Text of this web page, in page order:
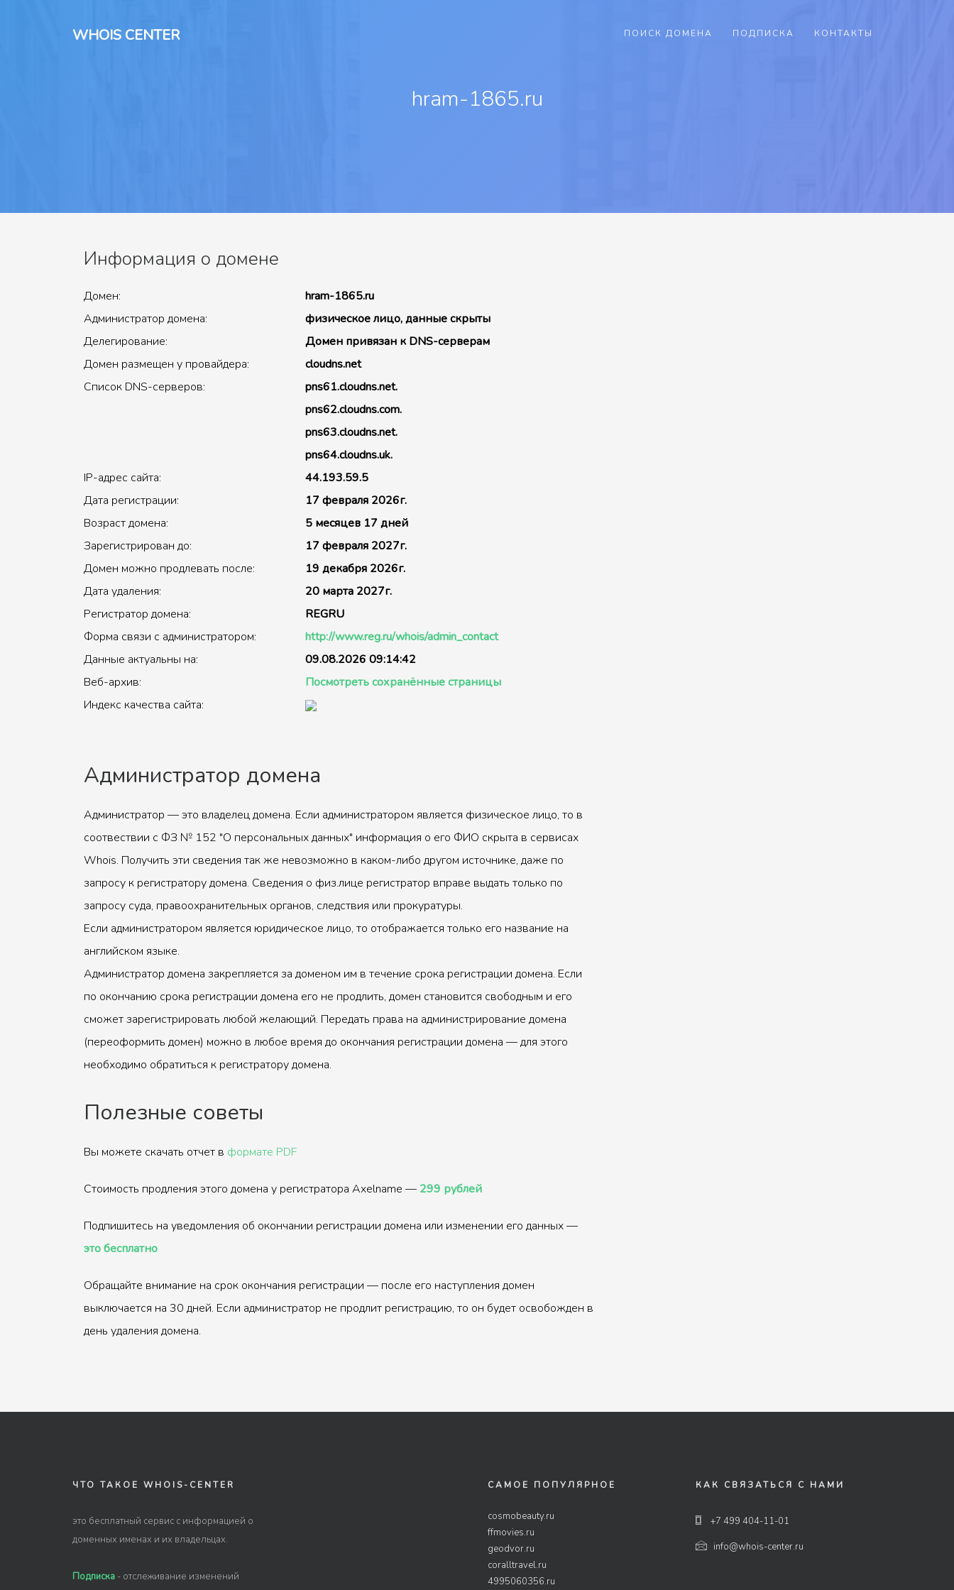
WHOIS CENTER ПОИСК ДОМЕНА ПОДПИСКА КОНТАКТЫ
hram-1865.ru
Информация о домене
Домен:
hram-1865.ru
Администратор домена:
физическое лицо, данные скрыты
Делегирование:
Домен привязан к DNS-серверам
Домен размещен у провайдера:
cloudns.net
Список DNS-серверов:
pns61.cloudns.net.
pns62.cloudns.com.
pns63.cloudns.net.
pns64.cloudns.uk.
IP-адрес сайта:
44.193.59.5
Дата регистрации:
17 февраля 2026г.
Возраст домена:
5 месяцев 17 дней
Зарегистрирован до:
17 февраля 2027г.
Домен можно продлевать после:
19 декабря 2026г.
Дата удаления:
20 марта 2027г.
Регистратор домена:
REGRU
Форма связи с администратором:
http://www.reg.ru/whois/admin_contact
Данные актуальны на:
09.08.2026 09:14:42
Веб-архив:
Посмотреть сохранённые страницы
Индекс качества сайта:
Администратор домена
Администратор — это владелец домена. Если администратором является физическое лицо, то в
соотвествии с ФЗ № 152 "О персональных данных" информация о его ФИО скрыта в сервисах
Whois. Получить эти сведения так же невозможно в каком-либо другом источнике, даже по
запросу к регистратору домена. Сведения о физ.лице регистратор вправе выдать только по
запросу суда, правоохранительных органов, следствия или прокуратуры.
Если администратором является юридическое лицо, то отображается только его название на
английском языке.
Администратор домена закрепляется за доменом им в течение срока регистрации домена. Если
по окончанию срока регистрации домена его не продлить, домен становится свободным и его
сможет зарегистрировать любой желающий. Передать права на администрирование домена
(переоформить домен) можно в любое время до окончания регистрации домена — для этого
необходимо обратиться к регистратору домена.
Полезные советы
Вы можете скачать отчет в формате PDF
Стоимость продления этого домена у регистратора Axelname — 299 рублей
Подпишитесь на уведомления об окончании регистрации домена или изменении его данных —
это бесплатно
Обращайте внимание на срок окончания регистрации — после его наступления домен
выключается на 30 дней. Если администратор не продлит регистрацию, то он будет освобожден в
день удаления домена.
ЧТО ТАКОЕ WHOIS-CENTER
это бесплатный сервис с информацией о
доменных именах и их владельцах.
Подписка - отслеживание изменений
САМОЕ ПОПУЛЯРНОЕ
cosmobeauty.ru
ffmovies.ru
geodvor.ru
coralltravel.ru
4995060356.ru
КАК СВЯЗАТЬСЯ С НАМИ
+7 499 404-11-01
info@whois-center.ru